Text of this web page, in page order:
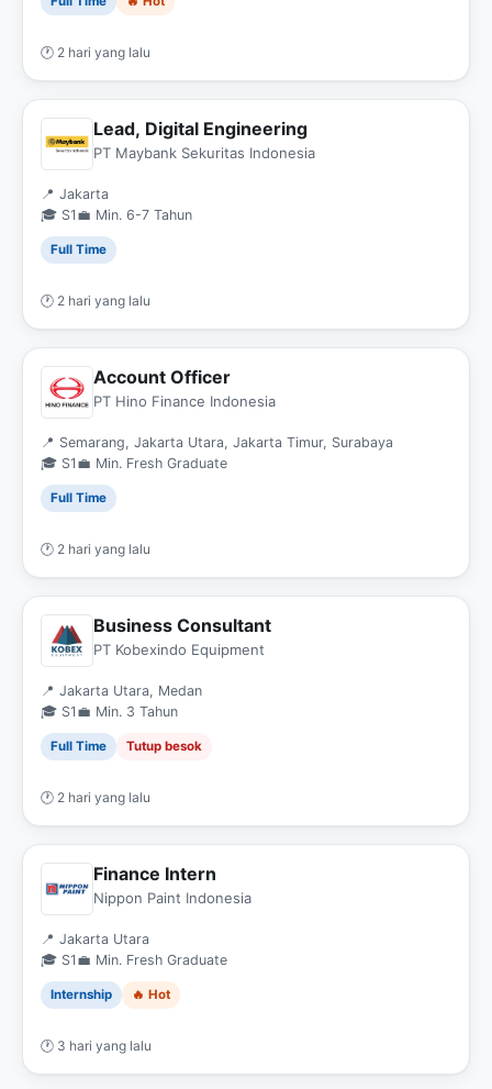
🕐 2 hari yang lalu
Lead, Digital Engineering
PT Maybank Sekuritas Indonesia
📍 Jakarta
🎓 S1 💼 Min. 6-7 Tahun
Full Time
🕐 2 hari yang lalu
Account Officer
PT Hino Finance Indonesia
📍 Semarang, Jakarta Utara, Jakarta Timur, Surabaya
🎓 S1 💼 Min. Fresh Graduate
Full Time
🕐 2 hari yang lalu
Business Consultant
PT Kobexindo Equipment
📍 Jakarta Utara, Medan
🎓 S1 💼 Min. 3 Tahun
Full Time Tutup besok
🕐 2 hari yang lalu
Finance Intern
Nippon Paint Indonesia
📍 Jakarta Utara
🎓 S1 💼 Min. Fresh Graduate
Internship 🔥 Hot
🕐 3 hari yang lalu